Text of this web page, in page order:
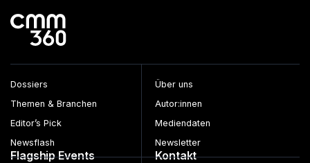
Dossiers
Themen & Branchen
Editor’s Pick
Newsflash
Über uns
Autor:innen
Mediendaten
Newsletter
Flagship Events Kontakt